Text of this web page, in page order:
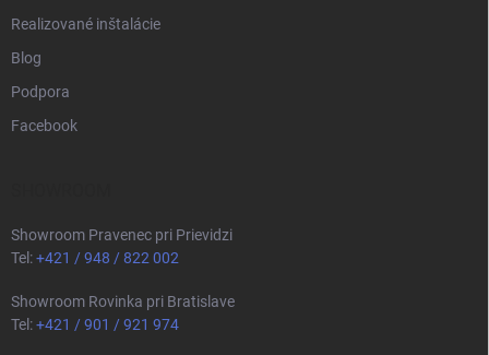
Realizované inštalácie
Blog
Podpora
Facebook
Showroom Pravenec pri Prievidzi
Tel:+421 / 948 / 822 002
Showroom Rovinka pri Bratislave
Tel:+421 / 901 / 921 974